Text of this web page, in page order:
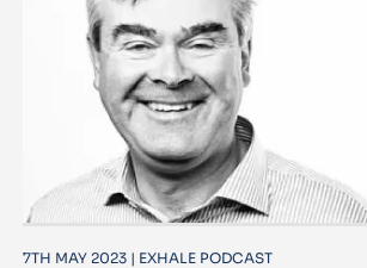
7TH MAY 2023 | EXHALE PODCAST